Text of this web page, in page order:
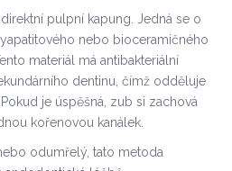
pulpní kapung. Jedná se o
nebo bioceramičného
materiál má antibakteriální
dentinu, čímž odděluje
je úspěšná, zub si zachová
kořenovou kanálek.
odumřelý, tato metoda